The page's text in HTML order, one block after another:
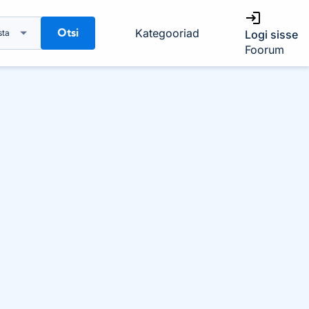
Otsi Kategooriad
Logi sisse
Foorum